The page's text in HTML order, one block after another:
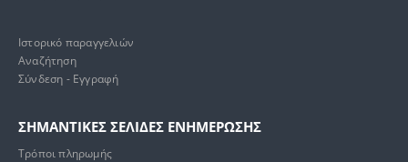
Ιστορικό παραγγελιών
Αναζήτηση
Σύνδεση - Εγγραφή
ΣΗΜΑΝΤΙΚΕΣ ΣΕΛΙΔΕΣ ΕΝΗΜΕΡΩΣΗΣ
Τρόποι πληρωμής